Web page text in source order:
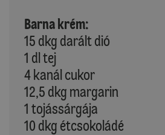
Barna krém:
15 dkg darált dió
1 dl tej
4 kanál cukor
12,5 dkg margarin
1 tojássárgája
10 dkg étcsokoládé